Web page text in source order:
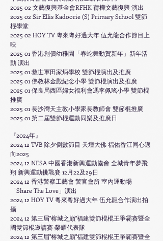
2025 02 文藝復興基金會RFHK 蒨樺文藝復興 演出
2025 02 Sir Ellis Kadoorie (S) Primary School 雙節
棍學堂
2025 02 HOY TV 粵來粵好過大年 伍允龍合作節目上
映
2025 01 香港創價幼稚園「春蛇舞動賀新年」新年活
動 演出
2025 01 救世軍田家炳學校 雙節棍演出及推廣
2025 01 佛教林金殿紀念小學 雙節棍演出及推廣
2025 01 保良局西區婦女福利會馮李佩瑤小學 雙節棍
推廣
2025 01 長沙灣天主教小學家長教師會 雙節棍推廣
2025 01 第二屆雙節棍運動同樂及推廣日
『2024年』
2024 12 TVB 除夕倒數節目 天壇大佛 福佑香江同心邁
向2025
2024 12 NESA 中國香港新興運動協會 全城青年夢飛
翔 新興運動挑戰賽 12月22及29日
2024 12 香港警察工藝會 警官會所 室內運動場
「Share The Love」演出
2024 12 HOY TV粵來粵好過大年 伍允龍合作演出拍
攝
2024 12 第三屆"榕城之巔"福建雙節棍棍王爭霸賽暨全
國雙節棍邀請賽 榮耀代表隊
2024 12 第三屆"榕城之巔"福建雙節棍棍王爭霸賽暨全